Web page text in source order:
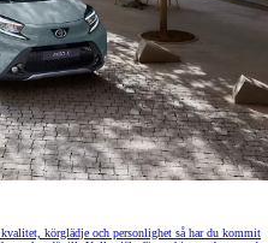
körglädje och personlighet så har du kommit